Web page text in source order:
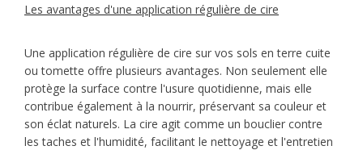
Les avantages d'une application régulière de cire
Une application régulière de cire sur vos sols en terre cuite
ou tomette offre plusieurs avantages. Non seulement elle
protège la surface contre l'usure quotidienne, mais elle
contribue également à la nourrir, préservant sa couleur et
son éclat naturels. La cire agit comme un bouclier contre
les taches et l'humidité, facilitant le nettoyage et l'entretien